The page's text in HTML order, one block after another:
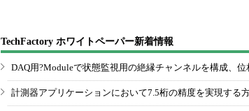
TechFactory ホワイトペーパー新着情報
DAQ用?Moduleで状態監視用の絶縁チャンネルを構成、
計測器アプリケーションにおいて7.5桁の精度を実現する